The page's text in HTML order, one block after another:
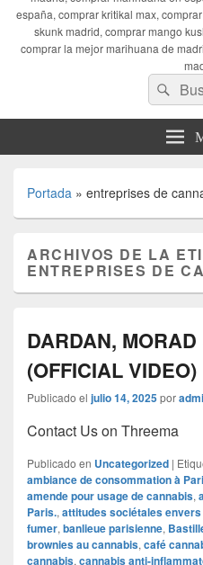
españa, comprar kritikal max,
skunk madrid, comprar mango
comprar la mejor marihuana de
Buscar
por:
Portada » entreprises de
ARCHIVOS DE LA
ENTREPRISES DE
DARDAN,
(OFFICIAL VIDEO)
Publicado el julio 14, 2025por
Contact Us on Threema
Publicado en Uncategorized |
ambiance de consommation à
amende pour usage de cannabis,
Paris., attitudes sociétales
fumer, banlieue parisienne,
brownies au cannabis, café
cannabis, cannabis anti-